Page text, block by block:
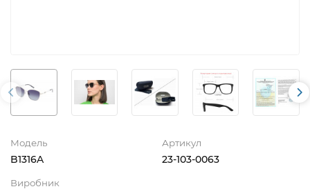
Модель
B1316A
Артикул
23-103-0063
Виробник